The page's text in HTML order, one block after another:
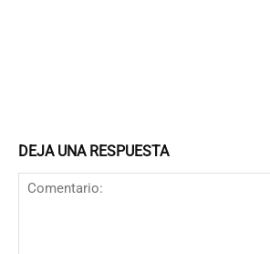
DEJA UNA RESPUESTA